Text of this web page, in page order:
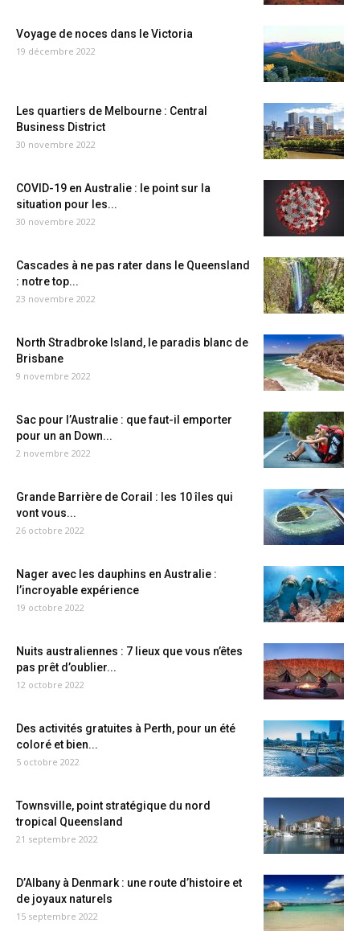
Voyage de noces dans le Victoria
19 décembre 2022
Les quartiers de Melbourne : Central
Business District
30 novembre 2022
COVID-19 en Australie : le point sur la
situation pour les...
30 novembre 2022
Cascades à ne pas rater dans le Queensland
: notre top...
23 novembre 2022
North Stradbroke Island, le paradis blanc de
Brisbane
9 novembre 2022
Sac pour l’Australie : que faut-il emporter
pour un an Down...
2 novembre 2022
Grande Barrière de Corail : les 10 îles qui
vont vous...
26 octobre 2022
Nager avec les dauphins en Australie :
l’incroyable expérience
19 octobre 2022
Nuits australiennes : 7 lieux que vous n’êtes
pas prêt d’oublier...
12 octobre 2022
Des activités gratuites à Perth, pour un été
coloré et bien...
5 octobre 2022
Townsville, point stratégique du nord
tropical Queensland
21 septembre 2022
D’Albany à Denmark : une route d’histoire et
de joyaux naturels
15 septembre 2022